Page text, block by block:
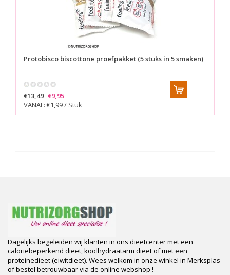
Protobisco biscottone proefpakket (5 stuks in 5 smaken)
€13,49 €9,95
VANAF: €1,99 / Stuk
Dagelijks begeleiden wij klanten in ons dieetcenter met een
caloriebeperkend dieet, koolhydraatarm dieet of met een
proteinedieet (eiwitdieet). Wees welkom in onze winkel in Merksplas
of bestel betrouwbaar via de online webshop !